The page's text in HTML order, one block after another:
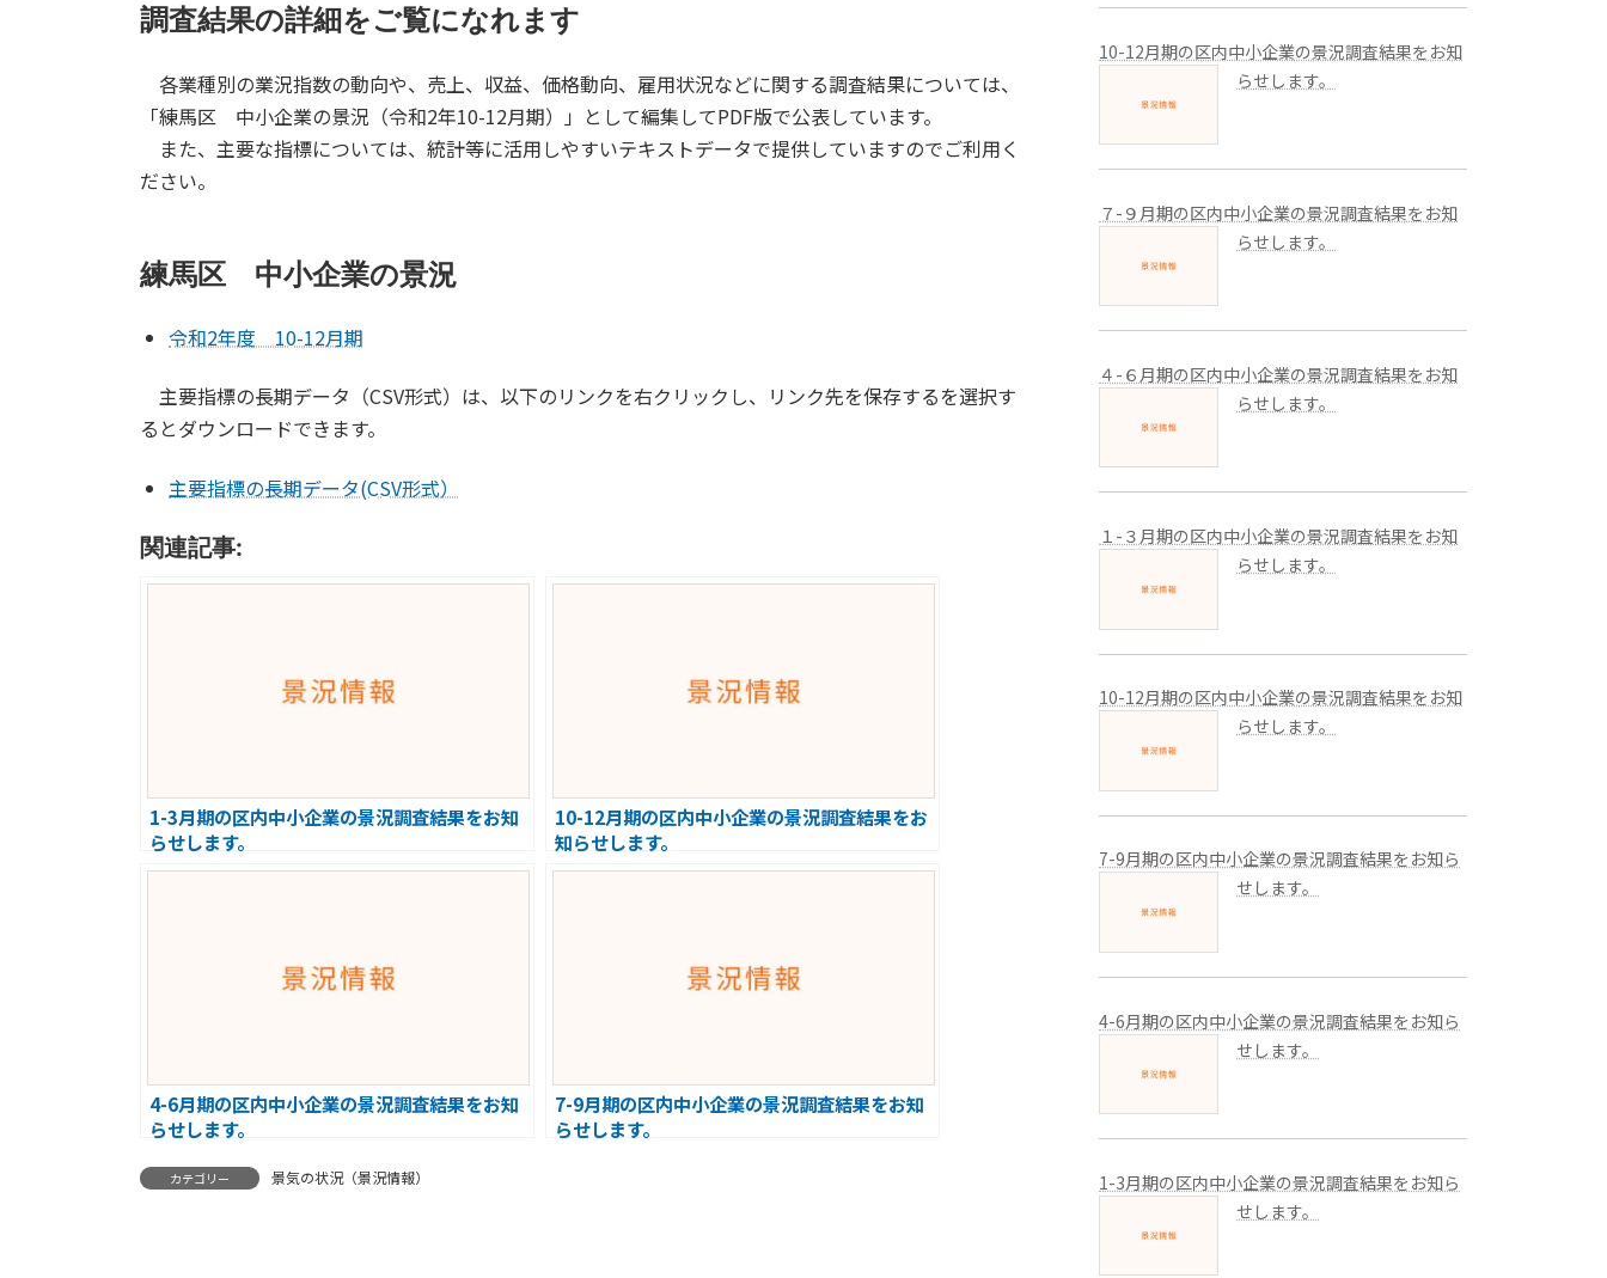
調査結果の詳細をご覧になれます
各業種別の業況指数の動向や、売上、収益、価格動向、雇用状況などに関する調査結果については、
「練馬区 中小企業の景況（令和2年10-12月期）」として編集してPDF版で公表しています。
また、主要な指標については、統計等に活用しやすいテキストデータで提供していますのでご利用く
ださい。
練馬区 中小企業の景況
令和2年度 10-12月期
主要指標の長期データ（CSV形式）は、以下のリンクを右クリックし、リンク先を保存するを選択す
るとダウンロードできます。
主要指標の長期データ(CSV形式）
関連記事:
1-3月期の区内中小企業の景況調査結果をお知
らせします。
10-12月期の区内中小企業の景況調査結果をお
知らせします。
4-6月期の区内中小企業の景況調査結果をお知
らせします。
7-9月期の区内中小企業の景況調査結果をお知
らせします。
カテゴリー 景気の状況（景況情報）
10-12月期の区内中小企業の景況調査結果をお知
らせします。
７-９月期の区内中小企業の景況調査結果をお知
らせします。
４-６月期の区内中小企業の景況調査結果をお知
らせします。
１-３月期の区内中小企業の景況調査結果をお知
らせします。
10-12月期の区内中小企業の景況調査結果をお知
らせします。
7-9月期の区内中小企業の景況調査結果をお知ら
せします。
4-6月期の区内中小企業の景況調査結果をお知ら
せします。
1-3月期の区内中小企業の景況調査結果をお知ら
せします。